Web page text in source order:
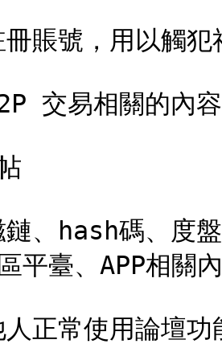
賬號，用以觸
交易相關的內
、hash碼、度
平臺、APP相關
正常使用論壇功